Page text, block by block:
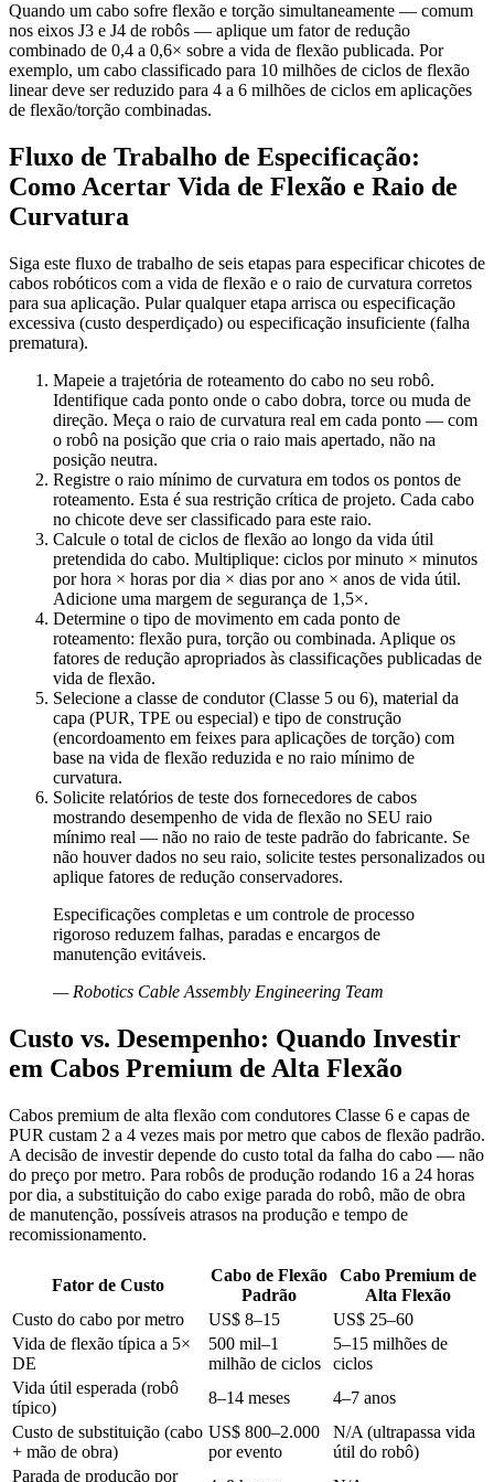
Quando um cabo sofre flexão e torção simultaneamente — comum
nos eixos J3 e J4 de robôs — aplique um fator de redução
combinado de 0,4 a 0,6× sobre a vida de flexão publicada. Por
exemplo, um cabo classificado para 10 milhões de ciclos de flexão
linear deve ser reduzido para 4 a 6 milhões de ciclos em aplicações
de flexão/torção combinadas.
Fluxo de Trabalho de Especificação:
Como Acertar Vida de Flexão e Raio de
Curvatura
Siga este fluxo de trabalho de seis etapas para especificar chicotes de
cabos robóticos com a vida de flexão e o raio de curvatura corretos
para sua aplicação. Pular qualquer etapa arrisca ou especificação
excessiva (custo desperdiçado) ou especificação insuficiente (falha
prematura).
Mapeie a trajetória de roteamento do cabo no seu robô.
Identifique cada ponto onde o cabo dobra, torce ou muda de
direção. Meça o raio de curvatura real em cada ponto — com
o robô na posição que cria o raio mais apertado, não na
posição neutra.
Registre o raio mínimo de curvatura em todos os pontos de
roteamento. Esta é sua restrição crítica de projeto. Cada cabo
no chicote deve ser classificado para este raio.
Calcule o total de ciclos de flexão ao longo da vida útil
pretendida do cabo. Multiplique: ciclos por minuto × minutos
por hora × horas por dia × dias por ano × anos de vida útil.
Adicione uma margem de segurança de 1,5×.
Determine o tipo de movimento em cada ponto de
roteamento: flexão pura, torção ou combinada. Aplique os
fatores de redução apropriados às classificações publicadas de
vida de flexão.
Selecione a classe de condutor (Classe 5 ou 6), material da
capa (PUR, TPE ou especial) e tipo de construção
(encordoamento em feixes para aplicações de torção) com
base na vida de flexão reduzida e no raio mínimo de
curvatura.
Solicite relatórios de teste dos fornecedores de cabos
mostrando desempenho de vida de flexão no SEU raio
mínimo real — não no raio de teste padrão do fabricante. Se
não houver dados no seu raio, solicite testes personalizados ou
aplique fatores de redução conservadores.
Especificações completas e um controle de processo
rigoroso reduzem falhas, paradas e encargos de
manutenção evitáveis.
— Robotics Cable Assembly Engineering Team
Custo vs. Desempenho: Quando Investir
em Cabos Premium de Alta Flexão
Cabos premium de alta flexão com condutores Classe 6 e capas de
PUR custam 2 a 4 vezes mais por metro que cabos de flexão padrão.
A decisão de investir depende do custo total da falha do cabo — não
do preço por metro. Para robôs de produção rodando 16 a 24 horas
por dia, a substituição do cabo exige parada do robô, mão de obra
de manutenção, possíveis atrasos na produção e tempo de
recomissionamento.
Fator de Custo
Cabo de Flexão
Padrão
Cabo Premium de
Alta Flexão
Custo do cabo por metro
US$ 8–15
US$ 25–60
Vida de flexão típica a 5×
DE
500 mil–1
milhão de ciclos
5–15 milhões de
ciclos
Vida útil esperada (robô
típico)
8–14 meses
4–7 anos
Custo de substituição (cabo
+ mão de obra)
US$ 800–2.000
por evento
N/A (ultrapassa vida
útil do robô)
Parada de produção por